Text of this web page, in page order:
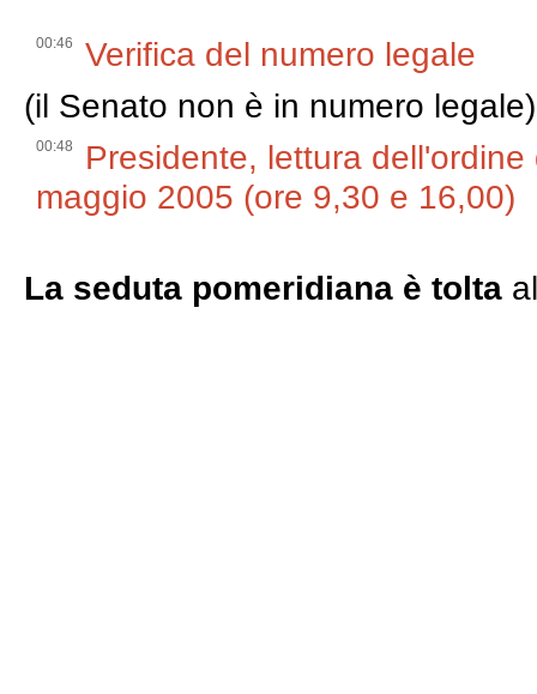
00:46
Verifica del numero legale
(il Senato non è in numero legale)
00:48
Presidente, lettura
maggio 2005 (ore 9,30 e 16,00)
La seduta pomeridiana è tolta